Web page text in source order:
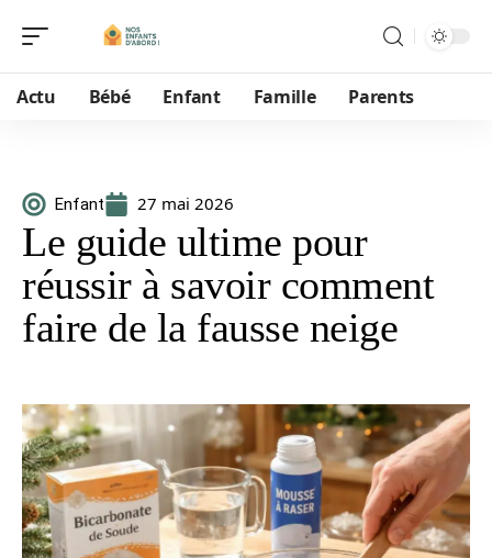
Actu Bébé Enfant Famille Parents
Enfant 27 mai 2026
Le guide ultime pour
réussir à savoir comment
faire de la fausse neige